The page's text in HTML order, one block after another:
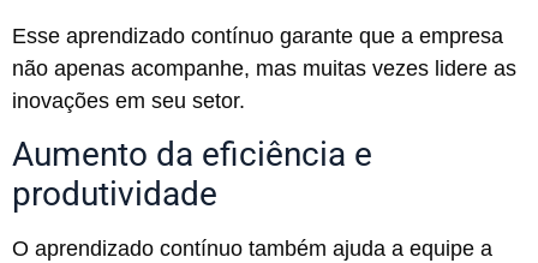
Esse aprendizado contínuo garante que a empresa
não apenas acompanhe, mas muitas vezes lidere as
inovações em seu setor.
Aumento da eficiência e
produtividade
O aprendizado contínuo também ajuda a equipe a